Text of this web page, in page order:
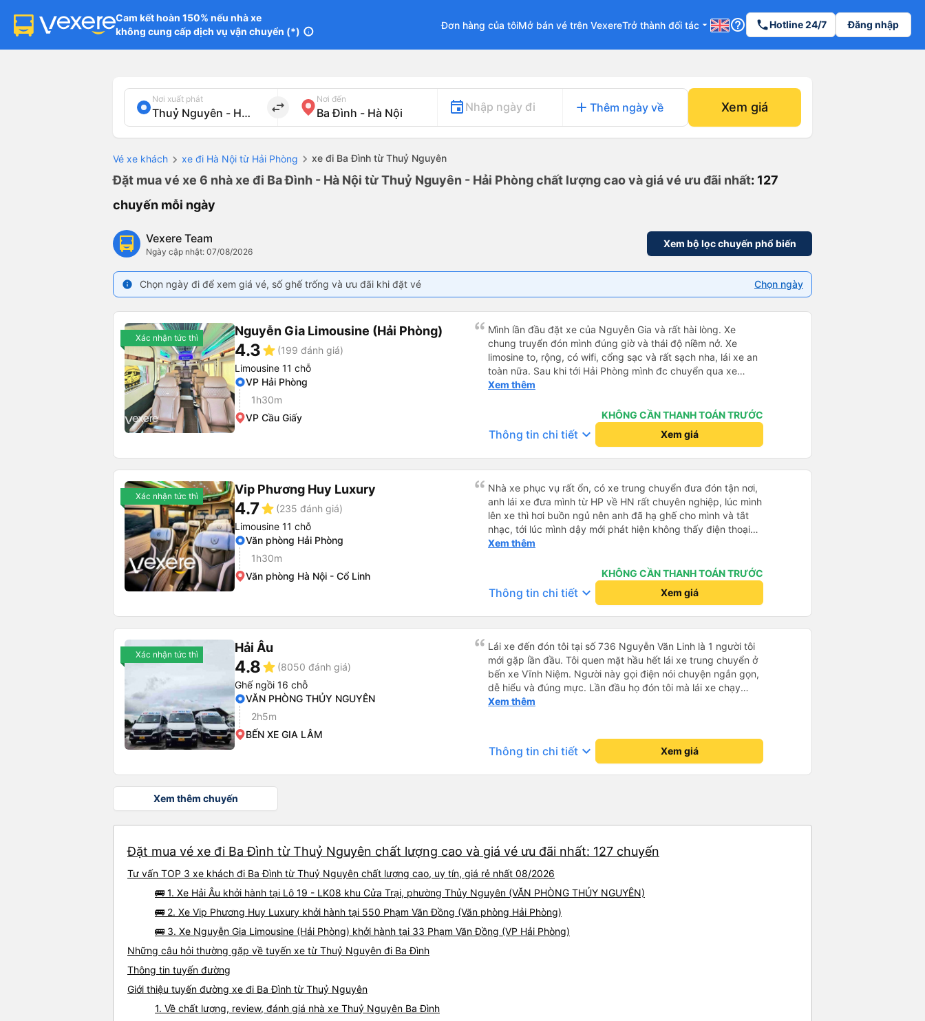
Cam kết hoàn 150% nếu nhà xe
không cung cấp dịch vụ vận chuyển (*) info
Đơn hàng của tôiMở bán vé trên VexereTrở thành đối tác arrow_drop_down help_outline phoneHotline 24/7 Đăng nhập
Nơi xuất phát
import_export
Nơi đến
Nhập ngày đi add Thêm ngày về Xem giá
Vé xe khách xe đi Hà Nội từ Hải Phòng xe đi Ba Đình từ Thuỷ Nguyên
Đặt mua vé xe 6 nhà xe đi Ba Đình - Hà Nội từ Thuỷ Nguyên - Hải Phòng chất lượng cao và giá vé ưu đãi nhất: 127
chuyến mỗi ngày
Vexere Team
Ngày cập nhật: 07/08/2026
Xem bộ lọc chuyến phổ biến
info Chọn ngày đi để xem giá vé, số ghế trống và ưu đãi khi đặt vé Chọn ngày
Xác nhận tức thì Nguyễn Gia Limousine (Hải Phòng)
4.3star (199 đánh giá)
Limousine 11 chỗ
VP Hải Phòng
1h30m
VP Cầu Giấy
Mình lần đầu đặt xe của Nguyễn Gia và rất hài lòng. Xe
chung truyển đón mình đúng giờ và thái độ niềm nở. Xe
limosine to, rộng, có wifi, cổng sạc và rất sạch nha, lái xe an
toàn nữa. Sau khi tới Hải Phòng mình đc chuyển qua xe
trung chuyển ( vf6) sạch sẽ, thoải mái bạn lái xe rất nice. 1
Xem thêm
KHÔNG CẦN THANH TOÁN TRƯỚC
Thông tin chi tiết keyboard_arrow_down Xem giá
Xác nhận tức thì Vip Phương Huy Luxury
4.7star (235 đánh giá)
Limousine 11 chỗ
Văn phòng Hải Phòng
1h30m
Văn phòng Hà Nội - Cổ Linh
Nhà xe phục vụ rất ổn, có xe trung chuyển đưa đón tận nơi,
anh lái xe đưa mình từ HP về HN rất chuyên nghiệp, lúc mình
lên xe thì hơi buồn ngủ nên anh đã hạ ghế cho mình và tắt
nhạc, tới lúc mình dậy mới phát hiện không thấy điện thoại
thì anh đã ngay lập tức gọi xe trung chuyển để tìm điện thoại
đó. Cảm ơn anh và nhà xe rất nhiều. 1000 sao ạ.
Xem thêm
KHÔNG CẦN THANH TOÁN TRƯỚC
Thông tin chi tiết keyboard_arrow_down Xem giá
Xác nhận tức thì Hải Âu
4.8star (8050 đánh giá)
Ghế ngồi 16 chỗ
VĂN PHÒNG THỦY NGUYÊN
2h5m
BẾN XE GIA LÂM
Lái xe đến đón tôi tại số 736 Nguyễn Văn Linh là 1 người tôi
mới gặp lần đầu. Tôi quen mặt hầu hết lái xe trung chuyển ở
bến xe Vĩnh Niệm. Người này gọi điện nói chuyện ngắn gọn,
dễ hiểu và đúng mực. Lần đầu họ đón tôi mà lái xe chạy
thẳng vào cửa đón tôi, băng qua quãng đường ngập nước
này. Lái xe này còn tận tình giúp tôi gửi về nhà chiếc chìa
khoá xe mà tôi để quên trong túi và mang theo bên người.
Xem thêm
Thông tin chi tiết keyboard_arrow_down Xem giá
Xem thêm chuyến
Đặt mua vé xe đi Ba Đình từ Thuỷ Nguyên chất lượng cao và giá vé ưu đãi nhất: 127 chuyến
Tư vấn TOP 3 xe khách đi Ba Đình từ Thuỷ Nguyên chất lượng cao, uy tín, giá rẻ nhất 08/2026
🚌 1. Xe Hải Âu khởi hành tại Lô 19 - LK08 khu Cửa Trại, phường Thủy Nguyên (VĂN PHÒNG THỦY NGUYÊN)
🚌 2. Xe Vip Phương Huy Luxury khởi hành tại 550 Phạm Văn Đồng (Văn phòng Hải Phòng)
🚌 3. Xe Nguyễn Gia Limousine (Hải Phòng) khởi hành tại 33 Phạm Văn Đồng (VP Hải Phòng)
Những câu hỏi thường gặp về tuyến xe từ Thuỷ Nguyên đi Ba Đình
Thông tin tuyến đường
Giới thiệu tuyến đường xe đi Ba Đình từ Thuỷ Nguyên
1. Về chất lượng, review, đánh giá nhà xe Thuỷ Nguyên Ba Đình